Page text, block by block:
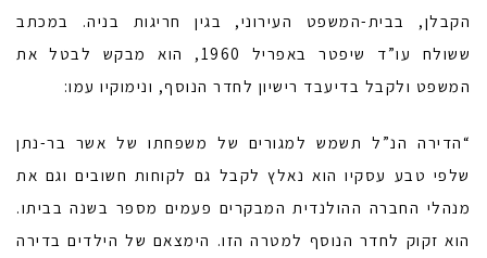
הקבלן, בבית-המשפט העירוני, בגין חריגות בניה. במכתב
ששולח עו”ד שיפטר באפריל 1960, הוא מבקש לבטל את
המשפט ולקבל בדיעבד רישיון לחדר הנוסף, ונימוקיו עמו:
“הדירה הנ”ל תשמש למגורים של משפחתו של אשר בר-נתן
שלפי טבע עסקיו הוא נאלץ לקבל גם לקוחות חשובים וגם את
מנהלי החברה ההולנדית המבקרים פעמים מספר בשנה בביתו.
הוא זקוק לחדר הנוסף למטרה הזו. הימצאם של הילדים בדירה